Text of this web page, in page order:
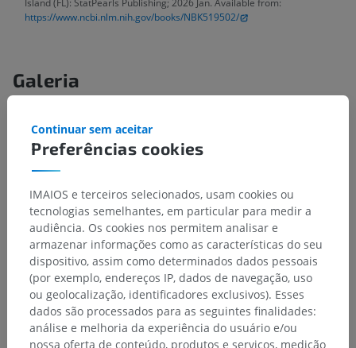
https://www.ncbi.nlm.nih.gov/books/NBK519502/
Galeria
Preferências cookies
Continuar sem aceitar
IMAIOS e terceiros selecionados, usam cookies ou
tecnologias semelhantes, em particular para medir a
audiência. Os cookies nos permitem analisar e
armazenar informações como as características do seu
dispositivo, assim como determinados dados pessoais
(por exemplo, endereços IP, dados de navegação, uso
ou geolocalização, identificadores exclusivos). Esses
dados são processados para as seguintes finalidades:
análise e melhoria da experiência do usuário e/ou
nossa oferta de conteúdo, produtos e serviços, medição